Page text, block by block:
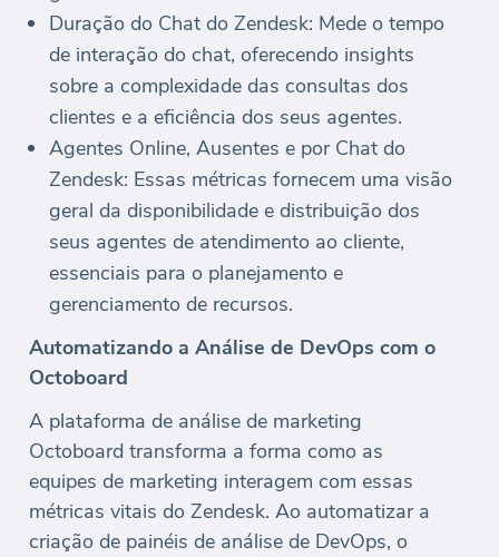
Duração do Chat do Zendesk: Mede o tempo
de interação do chat, oferecendo insights
sobre a complexidade das consultas dos
clientes e a eficiência dos seus agentes.
Agentes Online, Ausentes e por Chat do
Zendesk: Essas métricas fornecem uma visão
geral da disponibilidade e distribuição dos
seus agentes de atendimento ao cliente,
essenciais para o planejamento e
gerenciamento de recursos.
Automatizando a Análise de DevOps com o
Octoboard
A plataforma de análise de marketing
Octoboard transforma a forma como as
equipes de marketing interagem com essas
métricas vitais do Zendesk. Ao automatizar a
criação de painéis de análise de DevOps, o